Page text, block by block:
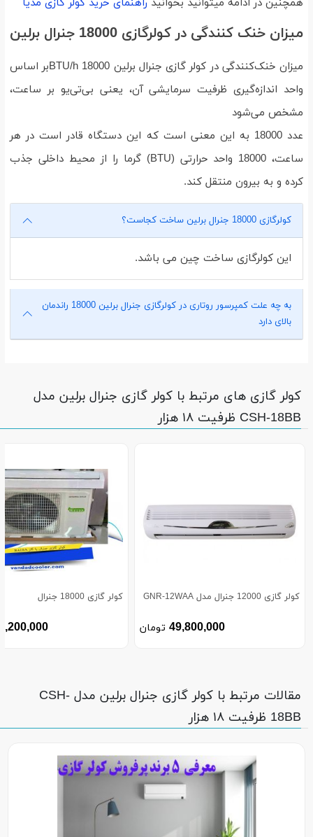
میزان خنک کنندگی در کولرگازی 18000 جنرال برلین
میزان خنک‌کنندگی در کولر گازی جنرال برلین 18000 BTU/hبر اساس
واحد اندازه‌گیری ظرفیت سرمایشی آن، یعنی بی‌تی‌یو بر ساعت،
مشخص می‌شود
عدد 18000 به این معنی است که این دستگاه قادر است در هر
ساعت، 18000 واحد حرارتی (BTU) گرما را از محیط داخلی جذب
کرده و به بیرون منتقل کند.
کولرگازی 18000 جنرال برلین ساخت کجاست؟
این کولرگازی ساخت چین می باشد.
به چه علت کمپرسور روتاری در کولرگازی جنرال برلین 18000 راندمان
بالای دارد
کولر گازی های مرتبط با کولر گازی جنرال برلین مدل
CSH-18BB ظرفیت ۱۸ هزار
کولر گازی 12000 جنرال مدل GNR-12WAA
49,800,000 تومان
کولر گازی 18000 جنرال
مقالات مرتبط با کولر گازی جنرال برلین مدل CSH-
18BB ظرفیت ۱۸ هزار